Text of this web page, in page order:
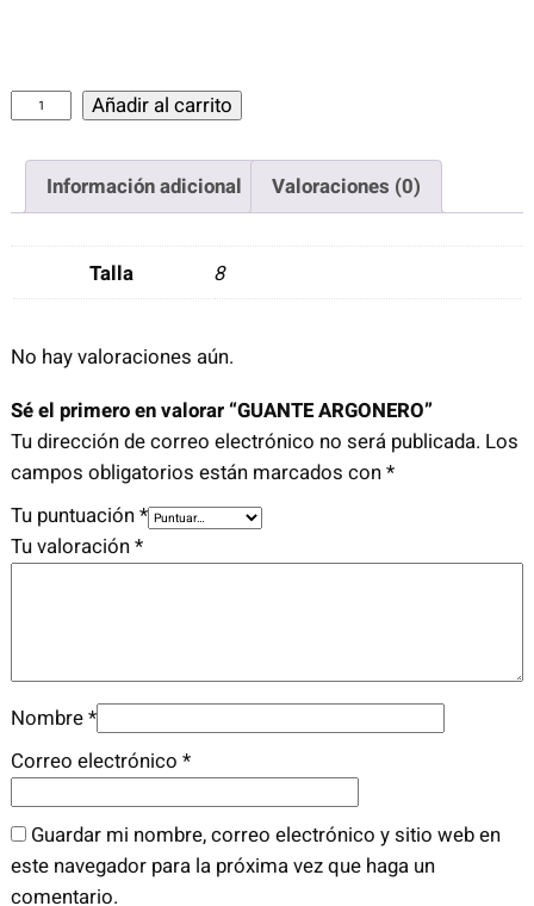
G
N
E
R
O
c
a
a
d
Añadir al carrito
Información adicional Valoraciones (0)
Talla 8
No hay valoraciones aún.
Sé el primero en valorar “GUANTE ARGONERO”
Tu dirección de correo electrónico no será publicada. Los
campos obligatorios están marcados con*
Tu puntuación*
Tu valoración*
Nombre*
Correo electrónico *
Guardar mi nombre, correo electrónico y sitio web en
este navegador para la próxima vez que haga un
comentario.